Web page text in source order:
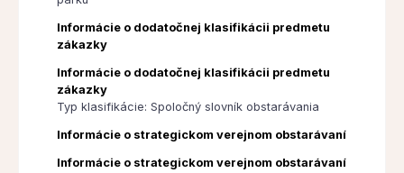
Informácie o dodatočnej klasifikácii predmetu
zákazky
Informácie o dodatočnej klasifikácii predmetu
zákazky
Typ klasifikácie: Spoločný slovník obstarávania
Informácie o strategickom verejnom obstarávaní
Informácie o strategickom verejnom obstarávaní